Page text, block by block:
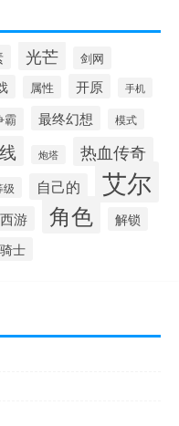
光芒
剑网
属性 开原 手机
霸 最终幻想 模式
炮塔 热血传奇
级 自己的 艾尔
西游 角色 解锁
骑士